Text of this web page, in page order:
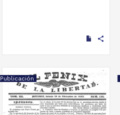
share
Publicación